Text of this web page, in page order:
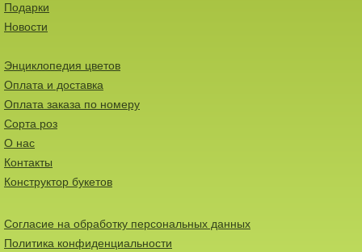
Подарки
Новости
Энциклопедия цветов
Оплата и доставка
Оплата заказа по номеру
Сорта роз
О нас
Контакты
Конструктор букетов
Согласие на обработку персональных данных
Политика конфиденциальности